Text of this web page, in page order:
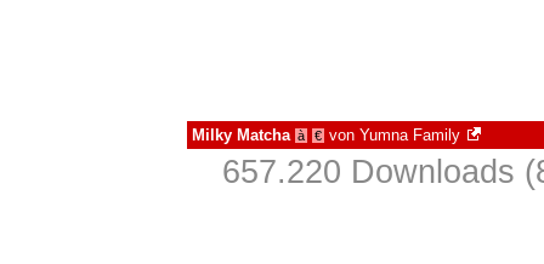
Milky Matcha à € von Yumna Family
657.220 Downloads